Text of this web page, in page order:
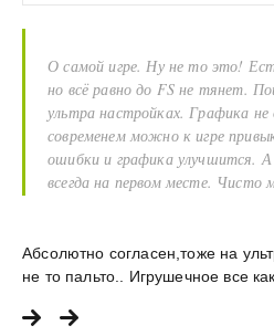
О самой игре. Ну не то это!
но всё равно до FS не тянет.
ультра настройках. Графика
современем можно к игре
ошибки и графика улучшится.
всегда на первом месте. Чисто
Абсолютно согласен,тоже на
не то пальто.. Игрушечное все